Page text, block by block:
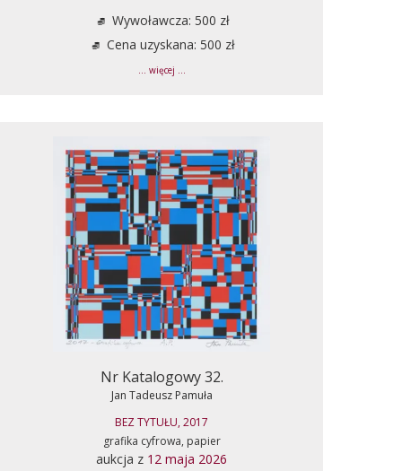
Wywoławcza: 500 zł
Cena uzyskana: 500 zł
... więcej ...
Nr Katalogowy 32.
Jan Tadeusz Pamuła
BEZ TYTUŁU, 2017
grafika cyfrowa, papier
aukcja z 12 maja 2026